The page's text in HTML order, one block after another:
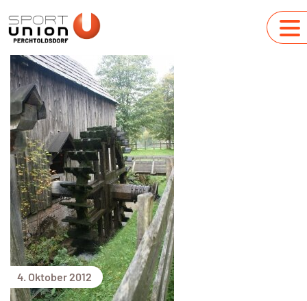
4. Oktober 2012